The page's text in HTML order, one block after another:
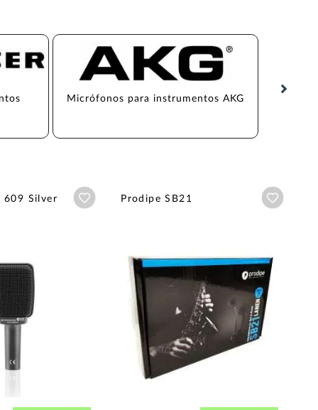
Micrófonos para instrumentos AKG
609 Silver Añadir a wishlist
Prodipe SB21